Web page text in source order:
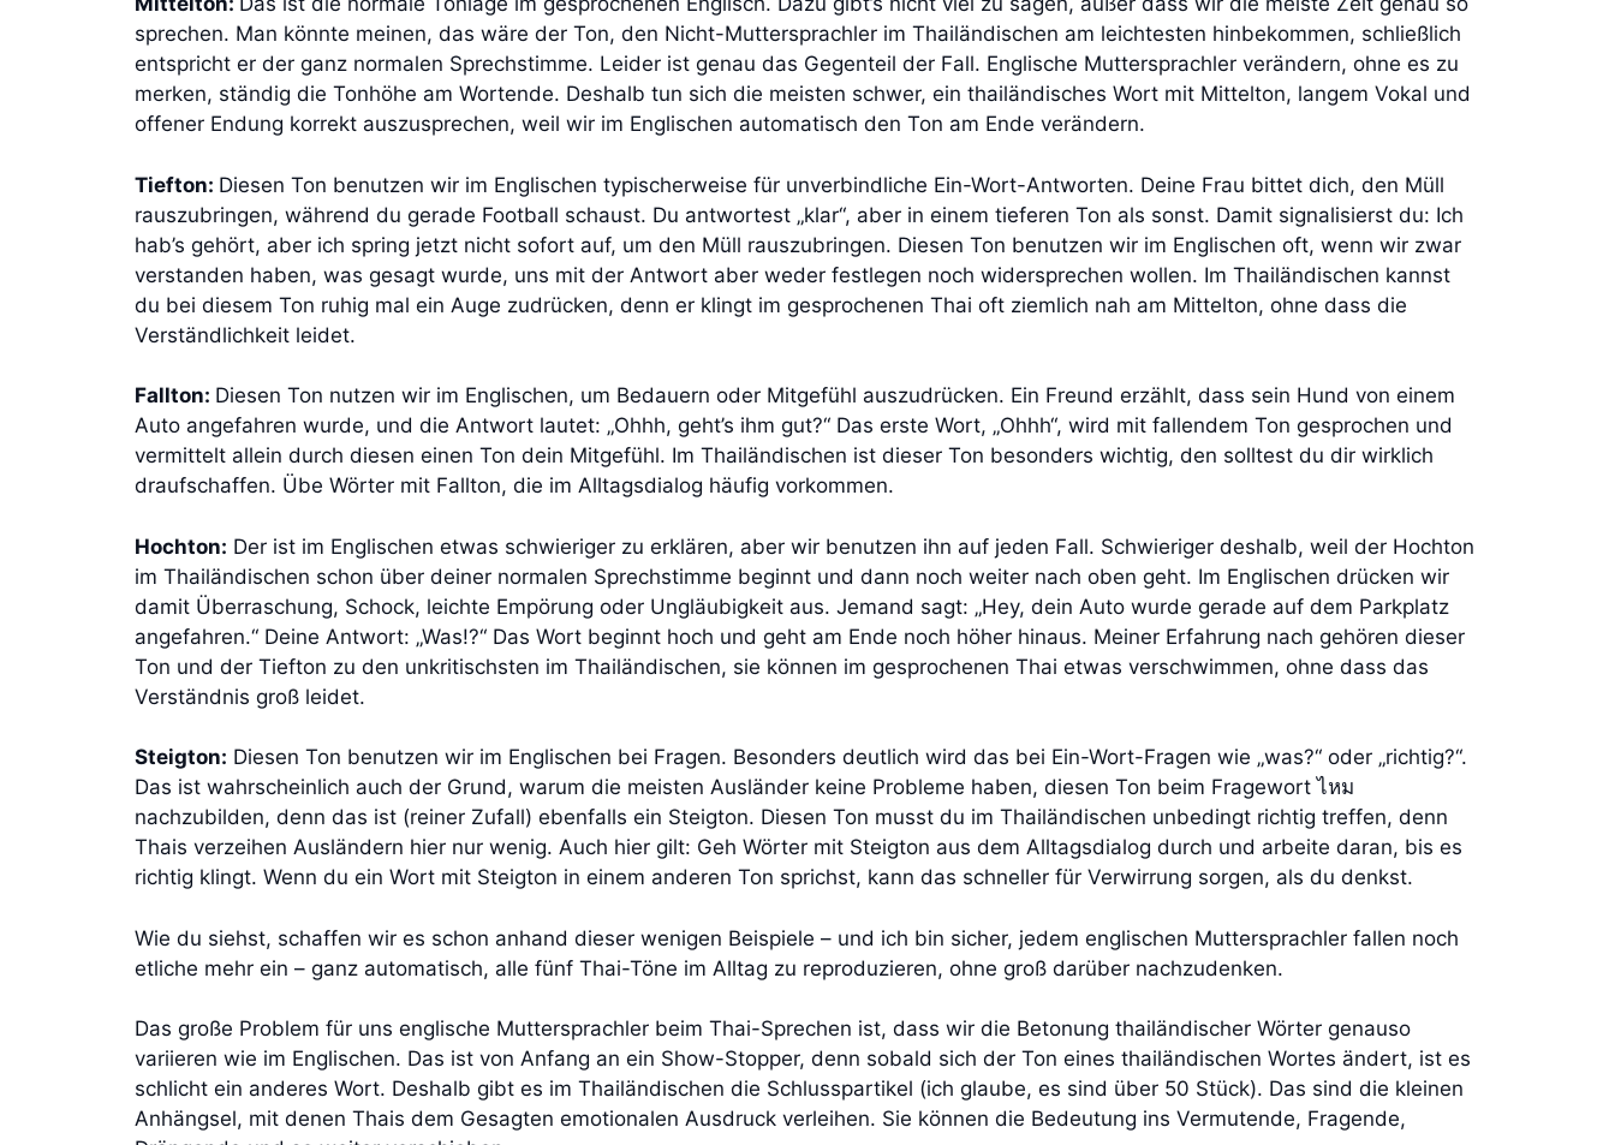
sprechen. Man könnte meinen, das wäre der Ton, den Nicht-Muttersprachler im Thailändischen am leichtesten hinbekommen, schließlich
entspricht er der ganz normalen Sprechstimme. Leider ist genau das Gegenteil der Fall. Englische Muttersprachler verändern, ohne es zu
merken, ständig die Tonhöhe am Wortende. Deshalb tun sich die meisten schwer, ein thailändisches Wort mit Mittelton, langem Vokal und
offener Endung korrekt auszusprechen, weil wir im Englischen automatisch den Ton am Ende verändern.
Tiefton: Diesen Ton benutzen wir im Englischen typischerweise für unverbindliche Ein-Wort-Antworten. Deine Frau bittet dich, den Müll
rauszubringen, während du gerade Football schaust. Du antwortest „klar“, aber in einem tieferen Ton als sonst. Damit signalisierst du: Ich
hab’s gehört, aber ich spring jetzt nicht sofort auf, um den Müll rauszubringen. Diesen Ton benutzen wir im Englischen oft, wenn wir zwar
verstanden haben, was gesagt wurde, uns mit der Antwort aber weder festlegen noch widersprechen wollen. Im Thailändischen kannst
du bei diesem Ton ruhig mal ein Auge zudrücken, denn er klingt im gesprochenen Thai oft ziemlich nah am Mittelton, ohne dass die
Verständlichkeit leidet.
Fallton: Diesen Ton nutzen wir im Englischen, um Bedauern oder Mitgefühl auszudrücken. Ein Freund erzählt, dass sein Hund von einem
Auto angefahren wurde, und die Antwort lautet: „Ohhh, geht’s ihm gut?“ Das erste Wort, „Ohhh“, wird mit fallendem Ton gesprochen und
vermittelt allein durch diesen einen Ton dein Mitgefühl. Im Thailändischen ist dieser Ton besonders wichtig, den solltest du dir wirklich
draufschaffen. Übe Wörter mit Fallton, die im Alltagsdialog häufig vorkommen.
Hochton: Der ist im Englischen etwas schwieriger zu erklären, aber wir benutzen ihn auf jeden Fall. Schwieriger deshalb, weil der Hochton
im Thailändischen schon über deiner normalen Sprechstimme beginnt und dann noch weiter nach oben geht. Im Englischen drücken wir
damit Überraschung, Schock, leichte Empörung oder Ungläubigkeit aus. Jemand sagt: „Hey, dein Auto wurde gerade auf dem Parkplatz
angefahren.“ Deine Antwort: „Was!?“ Das Wort beginnt hoch und geht am Ende noch höher hinaus. Meiner Erfahrung nach gehören dieser
Ton und der Tiefton zu den unkritischsten im Thailändischen, sie können im gesprochenen Thai etwas verschwimmen, ohne dass das
Verständnis groß leidet.
Steigton: Diesen Ton benutzen wir im Englischen bei Fragen. Besonders deutlich wird das bei Ein-Wort-Fragen wie „was?“ oder „richtig?“.
Das ist wahrscheinlich auch der Grund, warum die meisten Ausländer keine Probleme haben, diesen Ton beim Fragewort ไหม
nachzubilden, denn das ist (reiner Zufall) ebenfalls ein Steigton. Diesen Ton musst du im Thailändischen unbedingt richtig treffen, denn
Thais verzeihen Ausländern hier nur wenig. Auch hier gilt: Geh Wörter mit Steigton aus dem Alltagsdialog durch und arbeite daran, bis es
richtig klingt. Wenn du ein Wort mit Steigton in einem anderen Ton sprichst, kann das schneller für Verwirrung sorgen, als du denkst.
Wie du siehst, schaffen wir es schon anhand dieser wenigen Beispiele – und ich bin sicher, jedem englischen Muttersprachler fallen noch
etliche mehr ein – ganz automatisch, alle fünf Thai-Töne im Alltag zu reproduzieren, ohne groß darüber nachzudenken.
Das große Problem für uns englische Muttersprachler beim Thai-Sprechen ist, dass wir die Betonung thailändischer Wörter genauso
variieren wie im Englischen. Das ist von Anfang an ein Show-Stopper, denn sobald sich der Ton eines thailändischen Wortes ändert, ist es
schlicht ein anderes Wort. Deshalb gibt es im Thailändischen die Schlusspartikel (ich glaube, es sind über 50 Stück). Das sind die kleinen
Anhängsel, mit denen Thais dem Gesagten emotionalen Ausdruck verleihen. Sie können die Bedeutung ins Vermutende, Fragende,